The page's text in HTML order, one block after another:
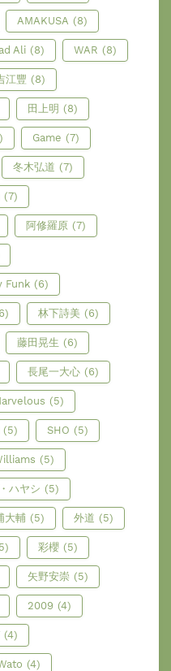
AMAKUSA (8)
Ali (8) WAR (8)
江豐 (8)
田上明 (8)
Game (7)
冬木弘道 (7)
(7)
阿修羅原 (7)
Funk (6)
林下詩美 (6)
藤田晃生 (6)
長尾一大心 (6)
(5)
(5) SHO (5)
(5)
ハヤシ (5)
大輔 (5) 外道 (5)
彩櫻 (5)
矢野安崇 (5)
2009 (4)
(4)
(4)